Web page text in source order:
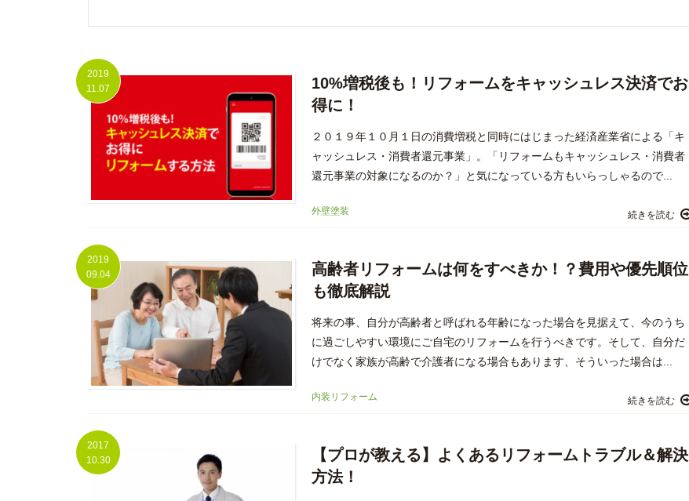
2019
11.07
10%増税後も！リフォームをキャッシュレス決済でお
得に！
２０１９年１０月１日の消費増税と同時にはじまった経済産業省による「キ
ャッシュレス・消費者還元事業」。「リフォームもキャッシュレス・消費者
還元事業の対象になるのか？」と気になっている方もいらっしゃるので...
続きを読む
外壁塗装
2019
09.04
高齢者リフォームは何をすべきか！？費用や優先順位
も徹底解説
将来の事、自分が高齢者と呼ばれる年齢になった場合を見据えて、今のうち
に過ごしやすい環境にご自宅のリフォームを行うべきです。そして、自分だ
けでなく家族が高齢で介護者になる場合もあります、そういった場合は...
続きを読む
内装リフォーム
2017
10.30
【プロが教える】よくあるリフォームトラブル＆解決
方法！